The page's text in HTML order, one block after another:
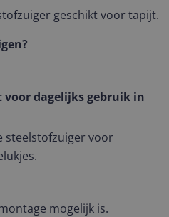
geschikt voor tapijt.
voor dagelijks gebruik in
steelstofzuiger voor
mogelijk is.